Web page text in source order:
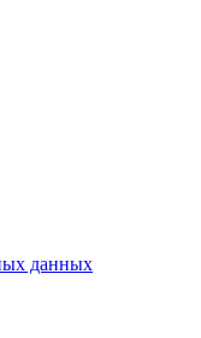
данных